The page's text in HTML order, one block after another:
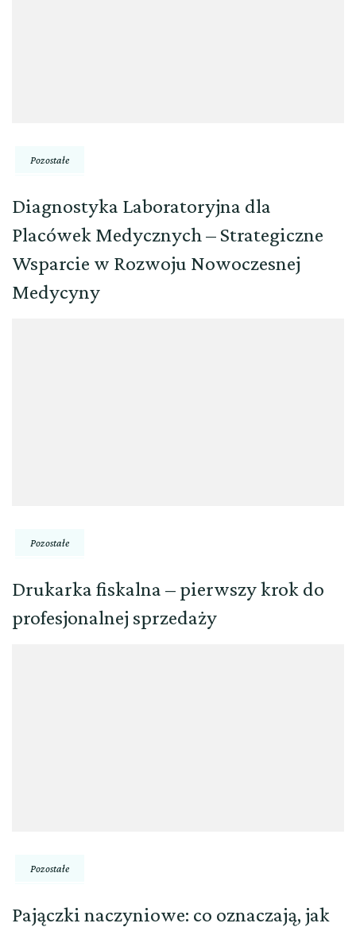
Pozostałe
Diagnostyka Laboratoryjna dla
Placówek Medycznych – Strategiczne
Wsparcie w Rozwoju Nowoczesnej
Medycyny
Pozostałe
Drukarka fiskalna – pierwszy krok do
profesjonalnej sprzedaży
Pozostałe
Pajączki naczyniowe: co oznaczają, jak